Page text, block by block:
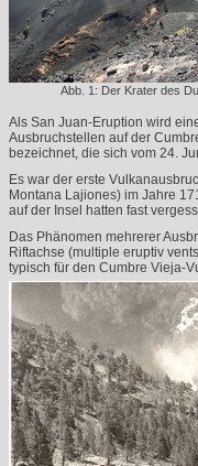
Abb. 1: Der Krater des
Als San Juan-Eruption wird
Ausbruchstellen auf der
bezeichnet, die sich vom 24.
Es war der erste
Montana Lajiones) im Jahre
auf der Insel hatten fast
Das Phänomen mehrerer
Riftachse (multiple eruptiv
typisch für den Cumbre Vieja-